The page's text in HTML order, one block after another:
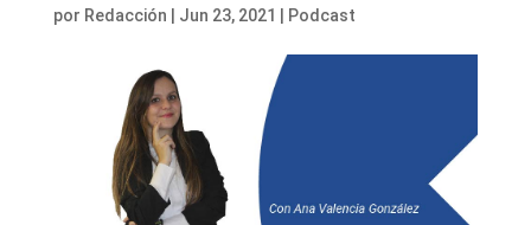
por Redacción Jun 23, 2021 Podcast